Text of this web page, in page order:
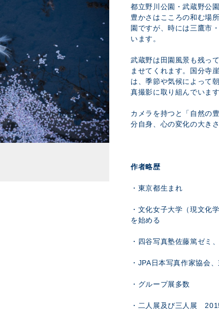
都立野川公園・武蔵野公
豊かさはこころの和む場
園ですが、時には三鷹市
います。
武蔵野は田園風景も残っ
ませてくれます。国分寺
は、季節や気候によって
真撮影に取り組んでいます
カメラを持つと「自然の
分自身、心の変化の大き
作者略歴
・東京都生まれ
・文化女子大学（現文化
を始める
・四谷写真塾佐藤篤ゼミ
・JPA日本写真作家協会
・グループ展多数
・二人展及び三人展